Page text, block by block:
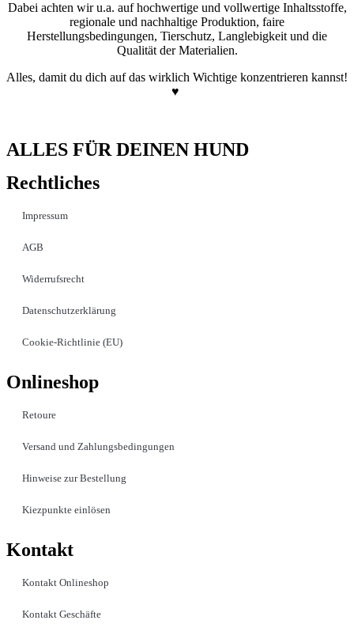
Dabei achten wir u.a. auf hochwertige und vollwertige Inhaltsstoffe,
regionale und nachhaltige Produktion, faire
Herstellungsbedingungen, Tierschutz, Langlebigkeit und die
Qualität der Materialien.
Alles, damit du dich auf das wirklich Wichtige konzentrieren kannst!
♥
ALLES FÜR DEINEN HUND
Rechtliches
Impressum
AGB
Widerrufsrecht
Datenschutzerklärung
Cookie-Richtlinie (EU)
Onlineshop
Retoure
Versand und Zahlungsbedingungen
Hinweise zur Bestellung
Kiezpunkte einlösen
Kontakt​
Kontakt Onlineshop
Kontakt Geschäfte